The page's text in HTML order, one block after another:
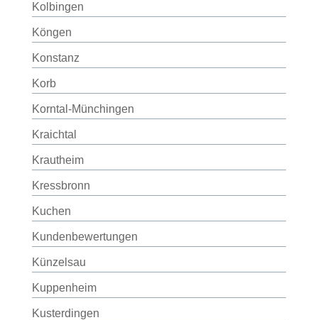
Kolbingen
Köngen
Konstanz
Korb
Korntal-Münchingen
Kraichtal
Krautheim
Kressbronn
Kuchen
Kundenbewertungen
Künzelsau
Kuppenheim
Kusterdingen